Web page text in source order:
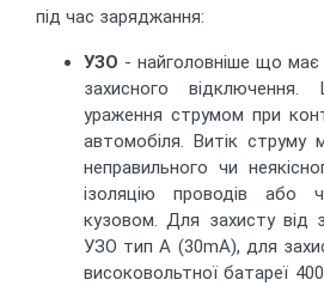
під час заряджання:
УЗО - найголовніше що має
захисного
ураження струмом при
автомобіля. Витік струму
неправильного чи
ізоляцію проводів або
кузовом. Для захисту від
УЗО тип А (30mA), для
високовольтної батареї